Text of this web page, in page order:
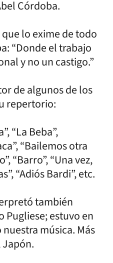
Córdoba.
lo exime de todo
“Donde el trabajo
y no un castigo.”
de algunos de los
repertorio:
“La Beba”,
“Bailemos otra
“Barro”, “Una vez,
“Adiós Bardi”, etc.
también
Pugliese; estuvo en
música. Más